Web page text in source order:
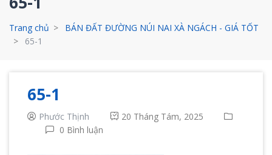
Trang chủ
BÁN ĐẤT ĐƯỜNG NÚI NAI XÀ NGÁCH - GIÁ TỐT
65-1
65-1
Phước Thịnh
20 Tháng Tám, 2025
0 Bình luận